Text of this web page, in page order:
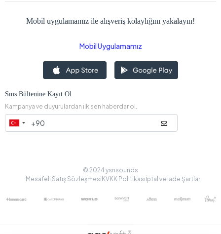
Mobil uygulamamız ile alışveriş kolaylığını yakalayın!
Mobil Uygulamamız
Sms Bültenine Kayıt Ol
Kampanya ve duyurulardan ilk sen haberdar ol.
© 2024 ysnsounds
Mesafeli Satış SözleşmesiKVKK Politikasıİptal ve İade Şartları